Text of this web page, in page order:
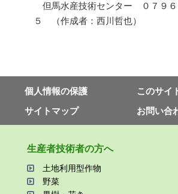
但馬水産技術センター ０７９６
５ （作成者：西川哲也）
個⼈情報の保護
このサイ
サイトマップ
お問い合
⽣産者技術者の⽅へ
⼟地利⽤型作物
野菜